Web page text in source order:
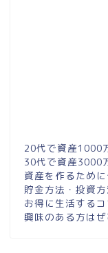
20代で資産1000
30代で資産3000
資産を作るため
貯金方法・投資
お得に生活する
興味のある方は